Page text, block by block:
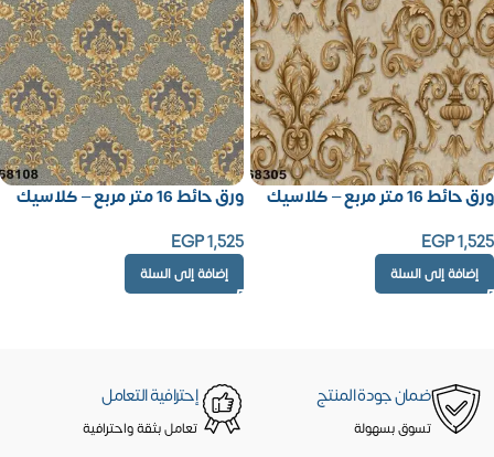
ورق حائط 16 متر مربع – كلاسيك
EGP1,525
إضافة إلى السلة
ورق حائط 16 متر مربع – كلاسيك
EGP1,525
إضافة إلى السلة
ضمان جودة المنتج
تسوق بسهولة
إحترافية التعامل
تعامل بثقة واحترافية